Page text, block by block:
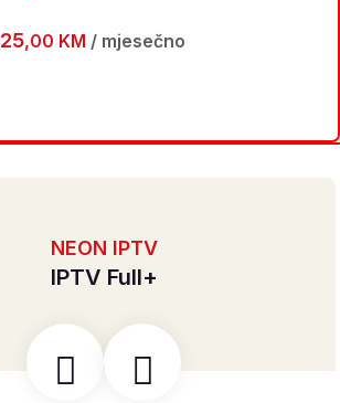
25,00 KM / mjesečno
NEON IPTV
IPTV Full+